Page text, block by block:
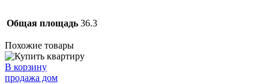
Общая площадь 36.3
Похожие товары
В корзину
продажа дом